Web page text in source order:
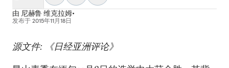
由 尼赫鲁 维克拉姆•
发布于 2015年11月18日
源文件: 《日经亚洲评论》